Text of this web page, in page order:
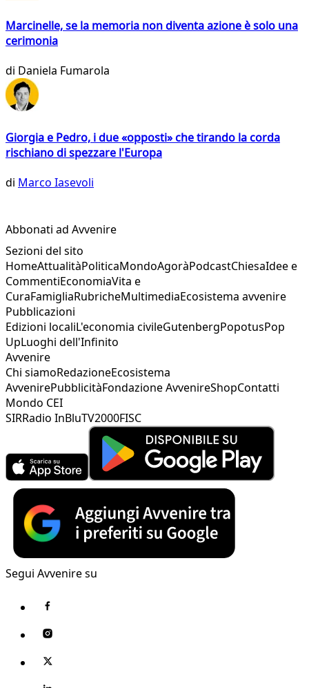
Marcinelle, se la memoria non diventa azione è solo una
cerimonia
di Daniela Fumarola
Giorgia e Pedro, i due «opposti» che tirando la corda
rischiano di spezzare l'Europa
di Marco Iasevoli
Abbonati ad Avvenire
Sezioni del sito
HomeAttualitàPoliticaMondoAgoràPodcastChiesaIdee e
CommentiEconomiaVita e
CuraFamigliaRubricheMultimediaEcosistema avvenire
Pubblicazioni
Edizioni localiL'economia civileGutenbergPopotusPop
UpLuoghi dell'Infinito
Avvenire
Chi siamoRedazioneEcosistema
AvvenirePubblicitàFondazione AvvenireShopContatti
Mondo CEI
SIRRadio InBluTV2000FISC
Segui Avvenire su